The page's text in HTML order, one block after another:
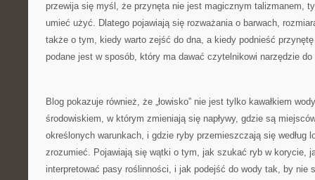
przewija się myśl, że przynęta nie jest magicznym talizmanem,
umieć użyć. Dlatego pojawiają się rozważania o barwach,
także o tym, kiedy warto zejść do dna, a kiedy podnieść
podane jest w sposób, który ma dawać czytelnikowi narzędzie
Blog pokazuje również, że „łowisko” nie jest tylko kawałkiem
środowiskiem, w którym zmieniają się napływy, gdzie są
określonych warunkach, i gdzie ryby przemieszczają się według
zrozumieć. Pojawiają się wątki o tym, jak szukać ryb w korycie,
interpretować pasy roślinności, i jak podejść do wody tak, by nie